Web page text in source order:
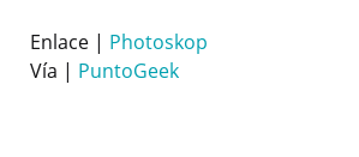
Enlace | Photoskop
Vía | PuntoGeek